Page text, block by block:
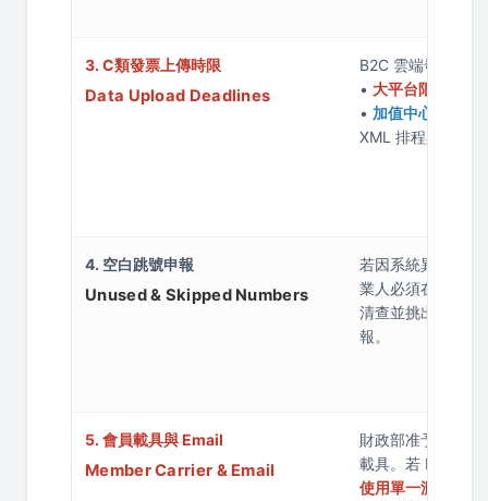
3. C類發票上傳時限
Data Upload Deadlines
B2C 雲端發票（C
• 大平台限時 48
• 加值中心限時
XML 排程與
4. 空白跳號申報
Unused & Skipped Numbers
若因系統異常或退
業人必須在單月
清查並挑出所有
報。
5. 會員載具與 Email
Member Carrier & Email
財政部准予使用消
載具。若 Email 空
使用單一測試